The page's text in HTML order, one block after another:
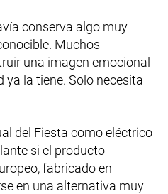
conserva algo muy
Muchos
una imagen emocional
ya la tiene. Solo necesita
del Fiesta como eléctrico
si el producto
fabricado en
en una alternativa muy